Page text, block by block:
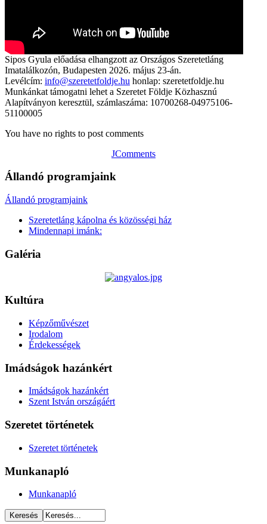
Sipos Gyula előadása elhangzott az Országos Szeretetláng
Imatalálkozón, Budapesten 2026. május 23-án.
Levélcím: info@szeretetfoldje.hu honlap: szeretetfoldje.hu
Munkánkat támogatni lehet a Szeretet Földje Közhasznú
Alapítványon keresztül, számlaszáma: 10700268-04975106-
51100005
You have no rights to post comments
JComments
Állandó programjaink
Állandó programjaink
Szeretetláng kápolna és közösségi ház
Mindennapi imánk:
Galéria
Kultúra
Képzőművészet
Irodalom
Érdekességek
Imádságok hazánkért
Imádságok hazánkért
Szent István országáért
Szeretet történetek
Szeretet történetek
Munkanapló
Munkanapló